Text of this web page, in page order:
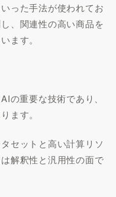
った手法が使われてお
、関連性の高い商品を
ます。
の重要な技術であり、
ます。
セットと高い計算リソ
解釈性と汎用性の面で